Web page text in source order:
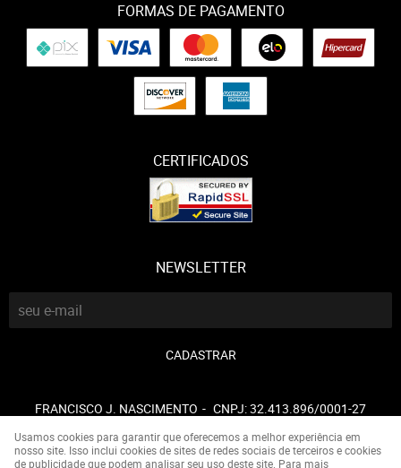
FORMAS DE PAGAMENTO
CERTIFICADOS
NEWSLETTER
CADASTRAR
FRANCISCO J. NASCIMENTO CNPJ: 32.413.896/0001-27
Usamos cookies para garantir que oferecemos a melhor experiência em
nosso site. Isso inclui cookies de sites de redes sociais de terceiros e cookies
de publicidade que podem analisar seu uso deste site. Para mais